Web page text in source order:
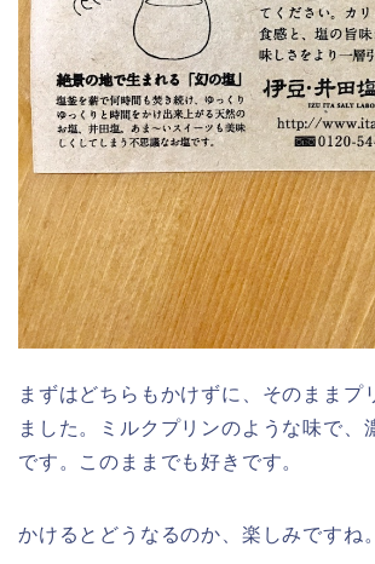
まずはどちらもかけずに、そのままプ
ました。ミルクプリンのような味で、
です。このままでも好きです。
かけるとどうなるのか、楽しみですね。